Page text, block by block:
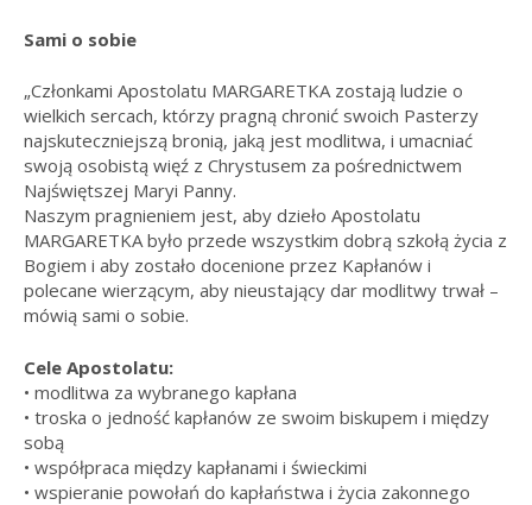
Sami o sobie
„Członkami Apostolatu MARGARETKA zostają ludzie o
wielkich sercach, którzy pragną chronić swoich Pasterzy
najskuteczniejszą bronią, jaką jest modlitwa, i umacniać
swoją osobistą więź z Chrystusem za pośrednictwem
Najświętszej Maryi Panny.
Naszym pragnieniem jest, aby dzieło Apostolatu
MARGARETKA było przede wszystkim dobrą szkołą życia z
Bogiem i aby zostało docenione przez Kapłanów i
polecane wierzącym, aby nieustający dar modlitwy trwał –
mówią sami o sobie.
Cele Apostolatu:
• modlitwa za wybranego kapłana
• troska o jedność kapłanów ze swoim biskupem i między
sobą
• współpraca między kapłanami i świeckimi
• wspieranie powołań do kapłaństwa i życia zakonnego